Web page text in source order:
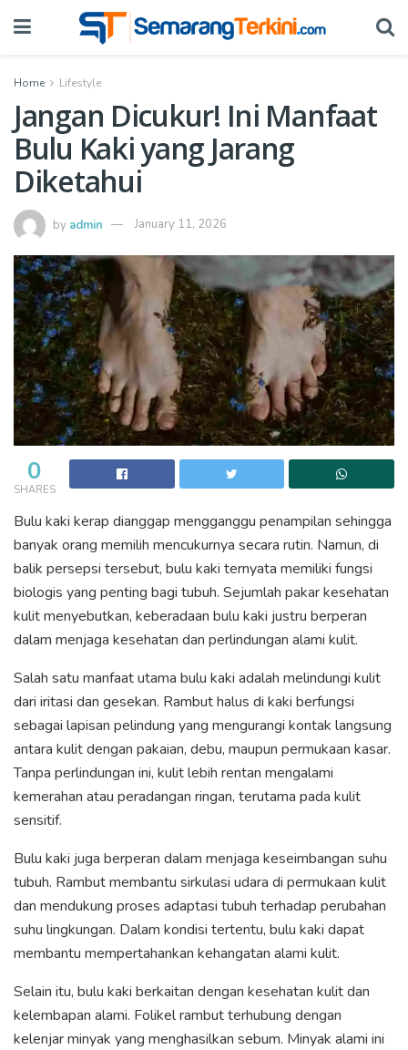
Home Lifestyle
Jangan Dicukur! Ini Manfaat
Bulu Kaki yang Jarang
Diketahui
by admin January 11, 2026
0
SHARES
Bulu kaki kerap dianggap mengganggu penampilan sehingga
banyak orang memilih mencukurnya secara rutin. Namun, di
balik persepsi tersebut, bulu kaki ternyata memiliki fungsi
biologis yang penting bagi tubuh. Sejumlah pakar kesehatan
kulit menyebutkan, keberadaan bulu kaki justru berperan
dalam menjaga kesehatan dan perlindungan alami kulit.
Salah satu manfaat utama bulu kaki adalah melindungi kulit
dari iritasi dan gesekan. Rambut halus di kaki berfungsi
sebagai lapisan pelindung yang mengurangi kontak langsung
antara kulit dengan pakaian, debu, maupun permukaan kasar.
Tanpa perlindungan ini, kulit lebih rentan mengalami
kemerahan atau peradangan ringan, terutama pada kulit
sensitif.
Bulu kaki juga berperan dalam menjaga keseimbangan suhu
tubuh. Rambut membantu sirkulasi udara di permukaan kulit
dan mendukung proses adaptasi tubuh terhadap perubahan
suhu lingkungan. Dalam kondisi tertentu, bulu kaki dapat
membantu mempertahankan kehangatan alami kulit.
Selain itu, bulu kaki berkaitan dengan kesehatan kulit dan
kelembapan alami. Folikel rambut terhubung dengan
kelenjar minyak yang menghasilkan sebum. Minyak alami ini